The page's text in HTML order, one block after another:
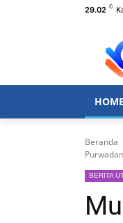
29.02 C
HOME
Beranda
BERITA